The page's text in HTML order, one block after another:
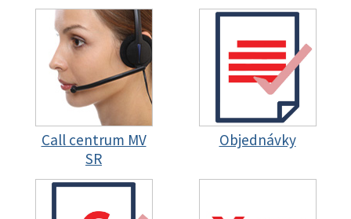
Call centrum MV
SR
Objednávky